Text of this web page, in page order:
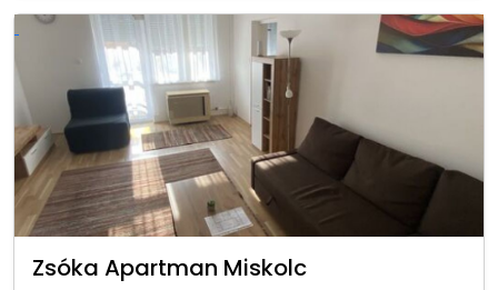
Zsóka Apartman Miskolc